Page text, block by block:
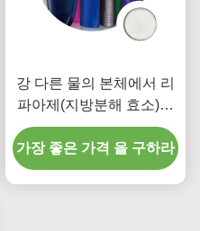
강 다른 물의 본체에서 리
파아제(지방분해 효소)에
의한 트리글리세리드의 가
수분해
가장 좋은 가격 을 구하라